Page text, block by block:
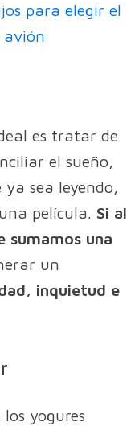
para elegir el
avión
es tratar de
el sueño,
sea leyendo,
película. Si al
sumamos una
un
inquietud e
yogures